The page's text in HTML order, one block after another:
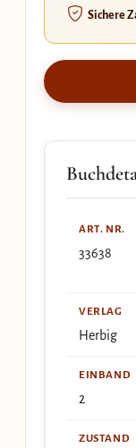
Sichere
ART. NR.
33638
VERLAG
Herbig
EINBAND
2
ZUSTAND